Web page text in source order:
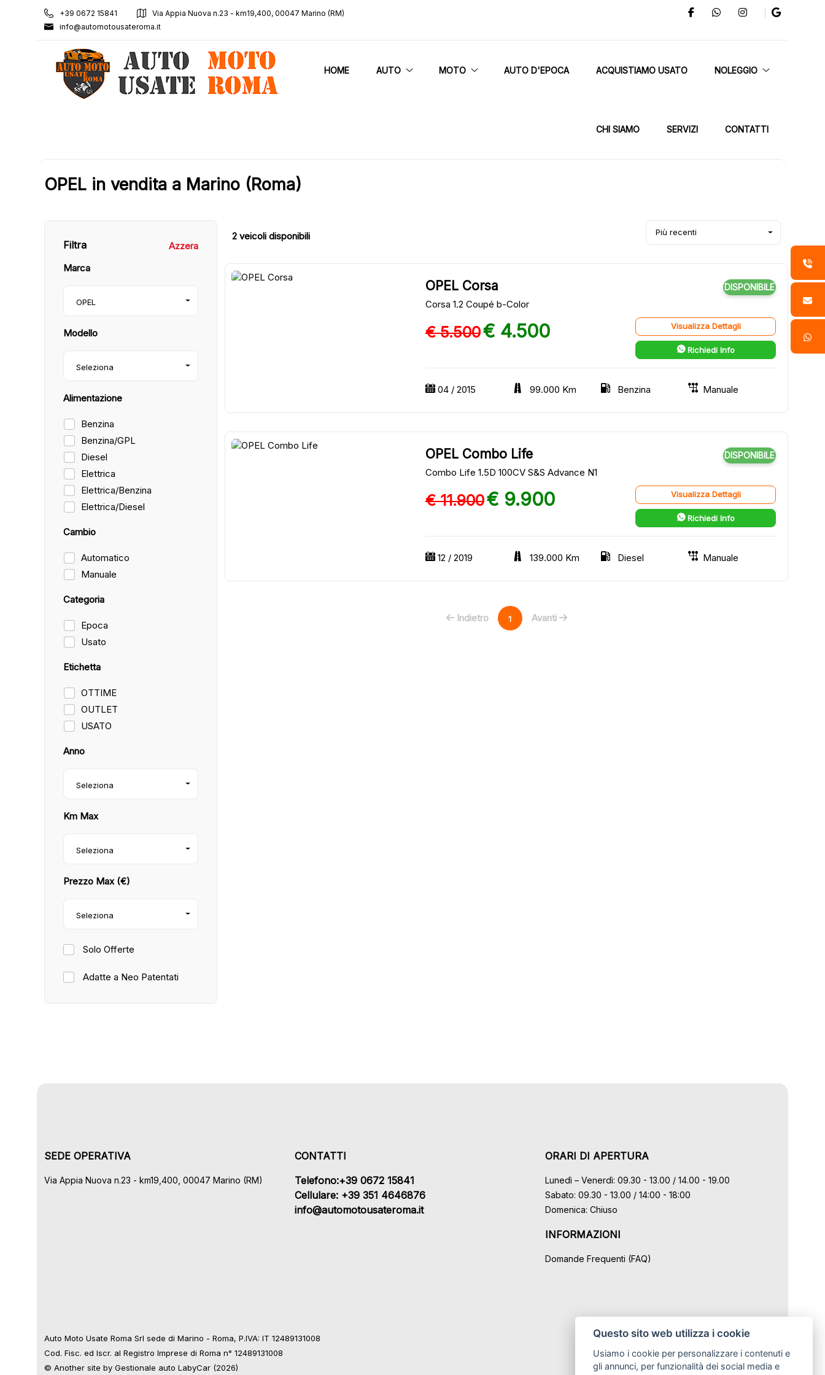
+39 0672 15841
Via Appia Nuova n.23 - km19,400, 00047 Marino (RM)
info@automotousateroma.it
Questo sito web utilizza i cookie
Usiamo i cookie per personalizzare i contenuti e
gli annunci, per funzionalità dei social media e
HOME AUTO MOTO AUTO D'EPOCA ACQUISTIAMO USATO NOLEGGIO
CHI SIAMO SERVIZI CONTATTI
OPEL in vendita a Marino (Roma)
Filtra
Azzera
Marca
OPEL
Modello
Seleziona
Alimentazione
Benzina
Benzina/GPL
Diesel
Elettrica
Elettrica/Benzina
Elettrica/Diesel
Cambio
Automatico
Manuale
Categoria
Epoca
Usato
Etichetta
OTTIME
OUTLET
USATO
Anno
Seleziona
Km Max
Seleziona
Prezzo Max (€)
Seleziona
Solo Offerte
Adatte a Neo Patentati
2 veicoli disponibili Più recenti
OPEL Corsa
Corsa 1.2 Coupé b-Color
DISPONIBILE
€ 5.500€ 4.500 Visualizza Dettagli
Richiedi Info
04 / 2015 99.000 Km Benzina Manuale
OPEL Combo Life
Combo Life 1.5D 100CV S&S Advance N1
DISPONIBILE
€ 11.900€ 9.900 Visualizza Dettagli
Richiedi Info
12 / 2019 139.000 Km Diesel Manuale
Indietro 1 Avanti
SEDE OPERATIVA
Via Appia Nuova n.23 - km19,400, 00047 Marino (RM)
CONTATTI
Telefono:+39 0672 15841
Cellulare: +39 351 4646876
info@automotousateroma.it
ORARI DI APERTURA
Lunedì – Venerdì: 09.30 - 13.00 / 14.00 - 19.00
Sabato: 09.30 - 13.00 / 14:00 - 18:00
Domenica: Chiuso
INFORMAZIONI
Domande Frequenti (FAQ)
Auto Moto Usate Roma Srl sede di Marino - Roma, P.IVA: IT 12489131008
Cod. Fisc. ed Iscr. al Registro Imprese di Roma n° 12489131008
© Another site by Gestionale auto LabyCar (2026)